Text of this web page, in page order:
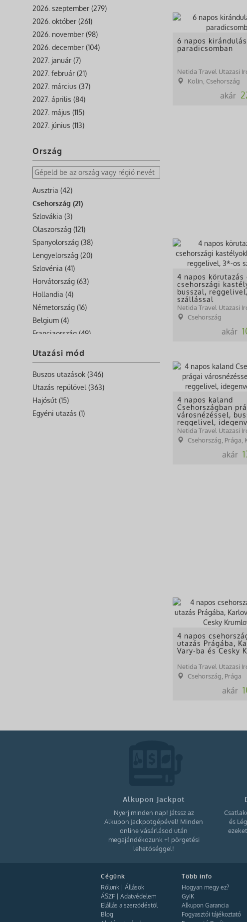
2026. szeptember (279)
2026. október (261)
2026. november (98)
2026. december (104)
2027. január (7)
2027. február (21)
2027. március (37)
2027. április (84)
2027. május (115)
2027. június (113)
Ország
Ausztria (42)
Csehország (21)
Szlovákia (3)
Olaszország (121)
Spanyolország (38)
Lengyelország (20)
Szlovénia (41)
Horvátország (63)
Hollandia (4)
Németország (16)
Belgium (4)
Franciaország (49)
Görögország (12)
Bulgaria (1)
Szerbia (4)
Románia (16)
Dél-afrikai Köztársaság (3)
Utazási mód
Buszos utazások (346)
Utazás repülővel (363)
Hajósút (15)
Egyéni utazás (1)
6 napos
paradicsomban
Netida Travel Utazasi
Kolin, Csehország
akár
4 napos körutazás
csehországi
busszal,
szállással
Netida Travel Utazasi
Csehország
akár
4 napos kaland
Csehországban
városnézéssel,
reggelivel,
Netida Travel Utazasi
Csehország, Prága,
akár
4 napos
utazás Prágába,
Vary-ba és Cesky
Netida Travel Utazasi
Csehország, Prága
akár
Alkupon Jackpot
Nyerj minden nap! Játssz az
Alkupon Jackpotgépével! Minden
online vásárlásod után
megajándékozunk +1 pörgetési
lehetőséggel!
és
Cégünk
Rólunk
Állások
ÁSZF
Adatvédelem
Elállás a szerződéstől
Blog
Több info
Hogyan megy ez?
GyIK
Alkupon Garancia
Fogyasztói tájékoztató